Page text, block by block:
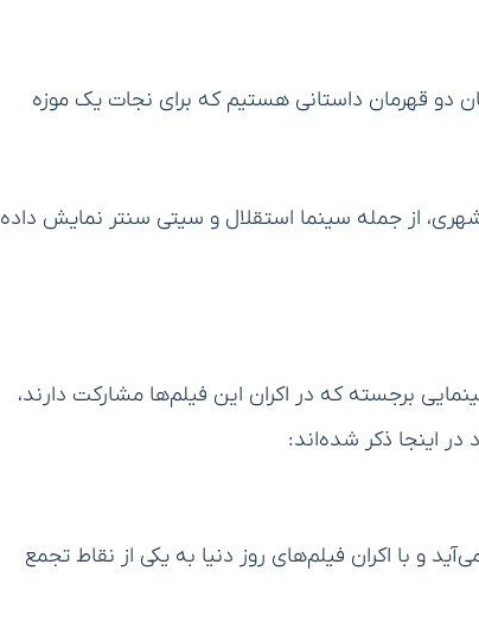
دو قهرمان داستانی هستیم که برای نجات یک موزه
۱۴۰۳ در سینماهای شهری، از جمله سینما استقلال و سیتی سنتر نمایش داده
برجسته که در اکران این فیلم‌ها مشارکت دارند،
اینجا ذکر شده‌اند:
و با اکران فیلم‌های روز دنیا به یکی از نقاط تجمع